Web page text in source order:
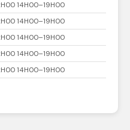
14H00–19H00
14H00–19H00
14H00–19H00
14H00–19H00
14H00–19H00